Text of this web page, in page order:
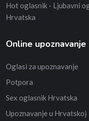
Hot oglasnik - Ljubavni
Hrvatska
Online upoznavanje
Oglasi za upoznavanje
Potpora
Sex oglasnik Hrvatska
Upoznavanje u Hrvatskoj